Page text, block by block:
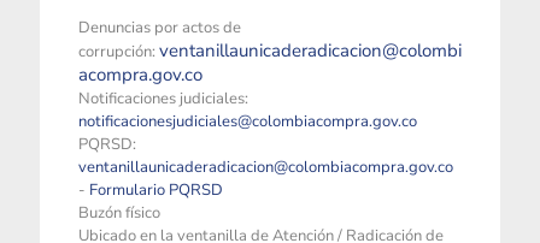
Denuncias por actos de
corrupción: ventanillaunicaderadicacion@colombi
acompra.gov.co
Notificaciones judiciales:
notificacionesjudiciales@colombiacompra.gov.co
PQRSD:
ventanillaunicaderadicacion@colombiacompra.gov.co
- Formulario PQRSD
Buzón físico
Ubicado en la ventanilla de Atención / Radicación de